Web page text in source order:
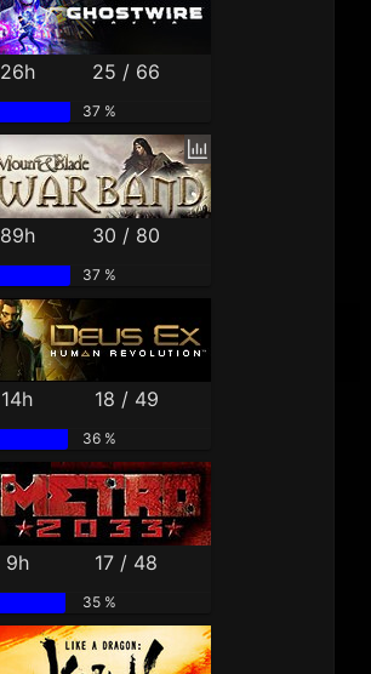
26h 25 / 66
37 %
89h 30 / 80
37 %
14h 18 / 49
36 %
9h 17 / 48
35 %